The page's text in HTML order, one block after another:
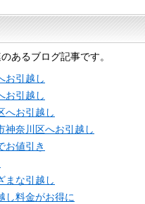
あるブログ記事です。
お引越し
お引越し
へお引越し
神奈川区へお引越し
お値引き
まな引越し
し料金がお得に